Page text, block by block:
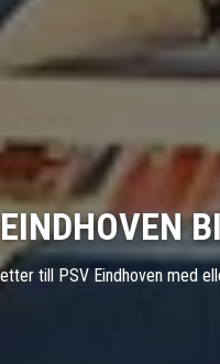
till PSV Eindhoven med